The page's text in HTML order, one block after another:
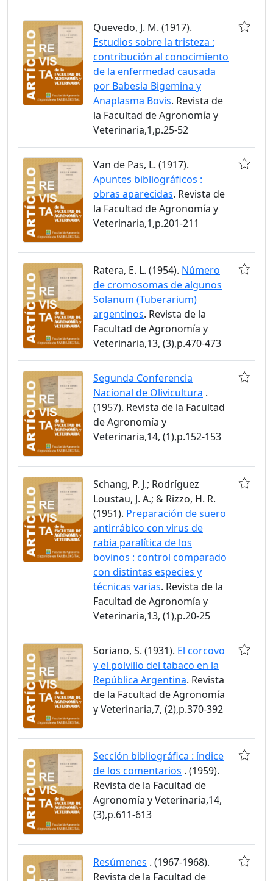
Quevedo, J. M. (1917).
Estudios sobre la tristeza :
contribución al conocimiento
de la enfermedad causada
por Babesia Bigemina y
Anaplasma Bovis. Revista de
la Facultad de Agronomía y
Veterinaria,1,p.25-52
Van de Pas, L. (1917).
Apuntes bibliográficos :
obras aparecidas. Revista de
la Facultad de Agronomía y
Veterinaria,1,p.201-211
Ratera, E. L. (1954). Número
de cromosomas de algunos
Solanum (Tuberarium)
argentinos. Revista de la
Facultad de Agronomía y
Veterinaria,13, (3),p.470-473
Segunda Conferencia
Nacional de Olivicultura .
(1957). Revista de la Facultad
de Agronomía y
Veterinaria,14, (1),p.152-153
Schang, P. J.; Rodríguez
Loustau, J. A.; & Rizzo, H. R.
(1951). Preparación de suero
antirrábico con virus de
rabia paralítica de los
bovinos : control comparado
con distintas especies y
técnicas varias. Revista de la
Facultad de Agronomía y
Veterinaria,13, (1),p.20-25
Soriano, S. (1931). El corcovo
y el polvillo del tabaco en la
República Argentina. Revista
de la Facultad de Agronomía
y Veterinaria,7, (2),p.370-392
Sección bibliográfica : índice
de los comentarios . (1959).
Revista de la Facultad de
Agronomía y Veterinaria,14,
(3),p.611-613
Resúmenes . (1967-1968).
Revista de la Facultad de